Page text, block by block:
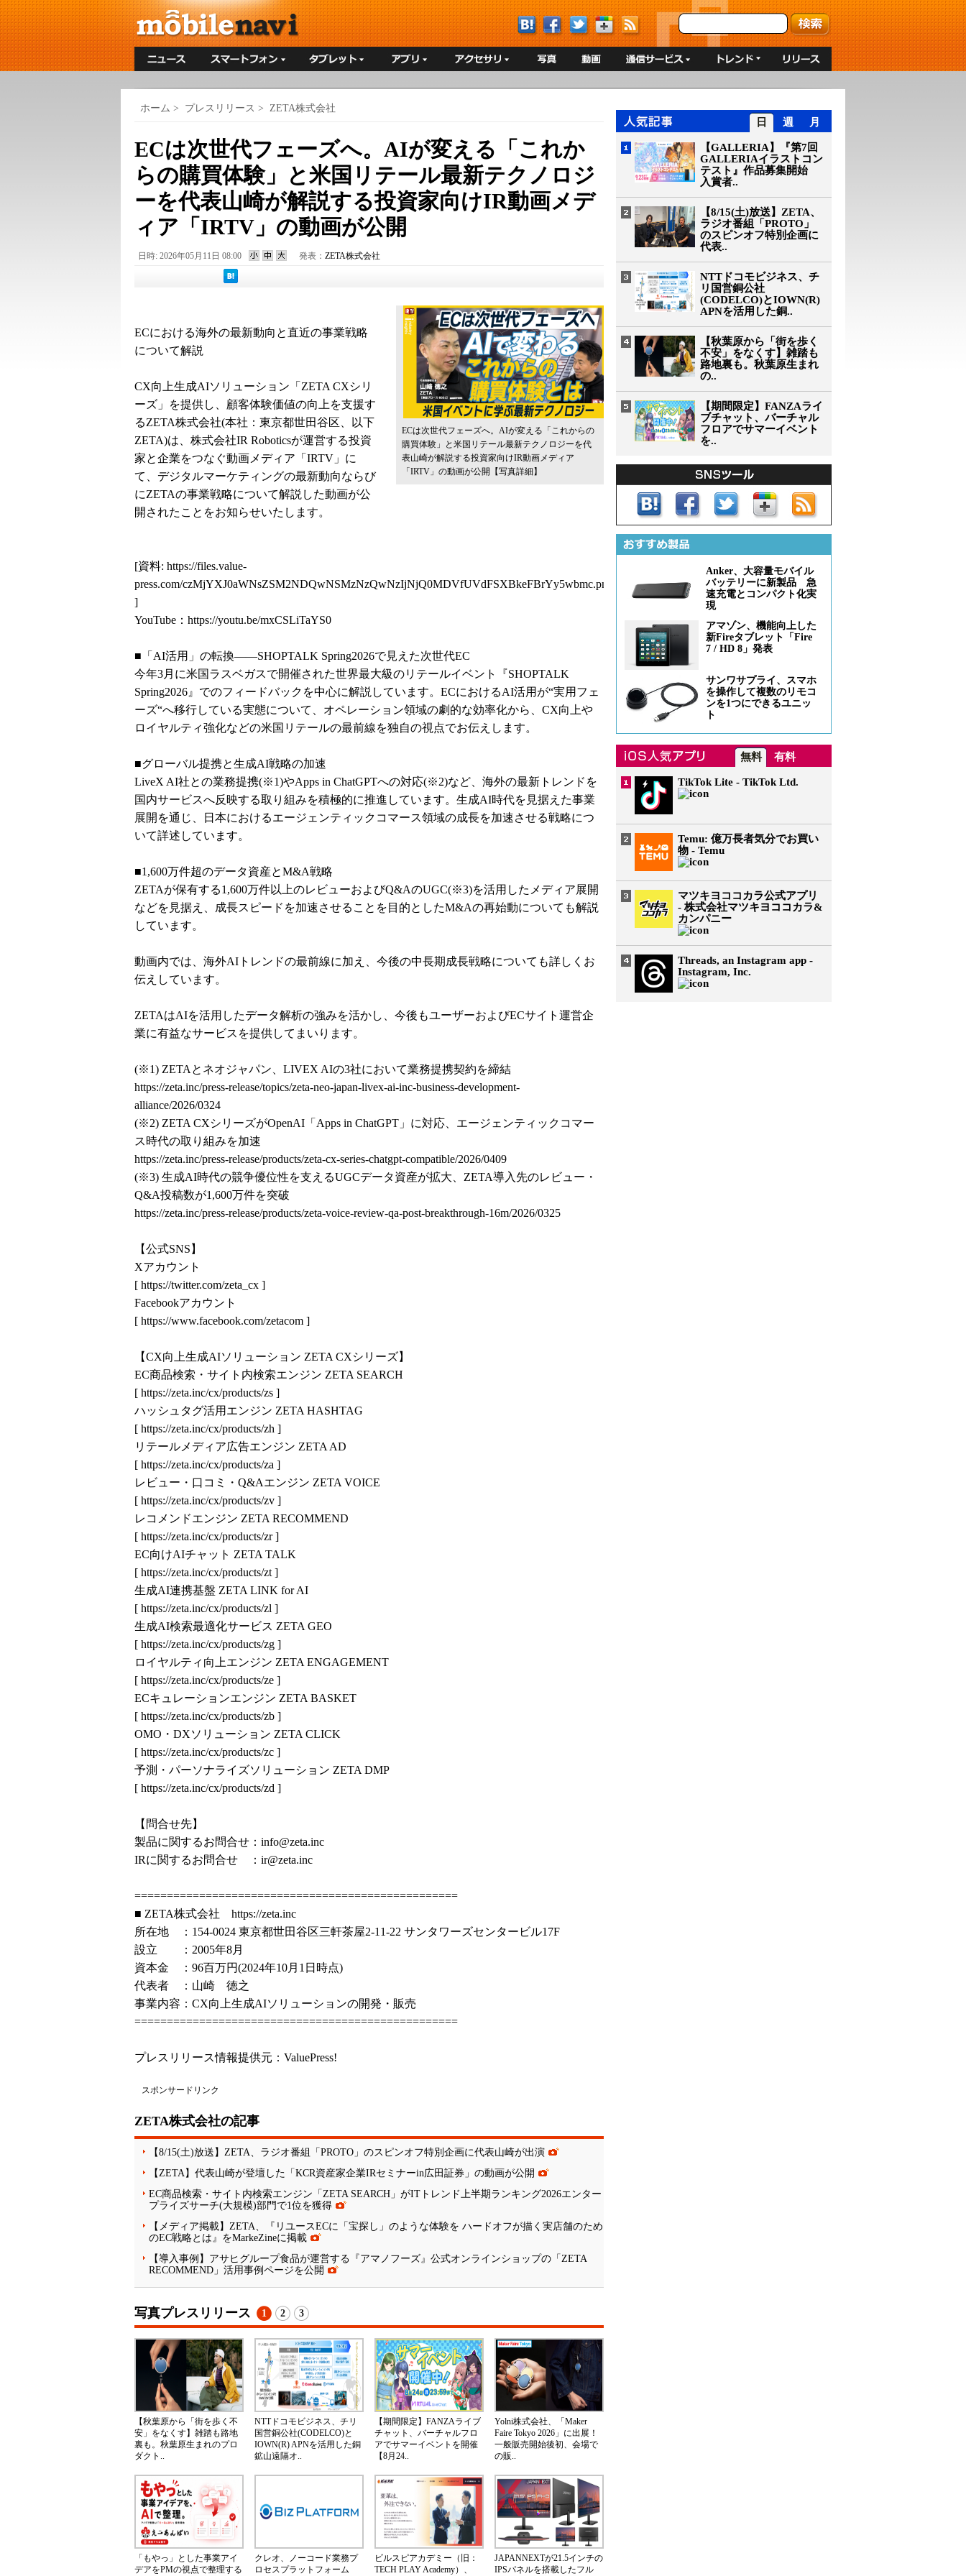
ホーム > プレスリリース > ZETA株式会社
ECは次世代フェーズへ。AIが変える「これか
らの購買体験」と米国リテール最新テクノロジ
ーを代表山崎が解説する投資家向けIR動画メデ
ィア「IRTV」の動画が公開
日時: 2026年05月11日 08:00 発表： ZETA株式会社
ECは次世代フェーズへ。AIが変える「これからの
購買体験」と米国リテール最新テクノロジーを代
表山崎が解説する投資家向けIR動画メディア
「IRTV」の動画が公開 【写真詳細】
ECにおける海外の最新動向と直近の事業戦略
について解説
CX向上生成AIソリューション「ZETA CXシリ
ーズ」を提供し、顧客体験価値の向上を支援す
るZETA株式会社(本社：東京都世田谷区、以下
ZETA)は、株式会社IR Roboticsが運営する投資
家と企業をつなぐ動画メディア「IRTV」に
て、デジタルマーケティングの最新動向ならび
にZETAの事業戦略について解説した動画が公
開されたことをお知らせいたします。
[資料: https://files.value-
press.com/czMjYXJ0aWNsZSM2NDQwNSMzNzQwNzIjNjQ0MDVfUVdFSXBkeFBrYy5wbmc.png
]
YouTube： https://youtu.be/mxCSLiTaYS0
■「AI活用」の転換――SHOPTALK Spring2026で見えた次世代EC
今年3月に米国ラスベガスで開催された世界最大級のリテールイベント『SHOPTALK
Spring2026』でのフィードバックを中心に解説しています。ECにおけるAI活用が“実用フェ
ーズ“へ移行している実態について、オペレーション領域の劇的な効率化から、CX向上や
ロイヤルティ強化などの米国リテールの最前線を独自の視点でお伝えします。
■グローバル提携と生成AI戦略の加速
LiveX AI社との業務提携(※1)やApps in ChatGPTへの対応(※2)など、海外の最新トレンドを
国内サービスへ反映する取り組みを積極的に推進しています。生成AI時代を見据えた事業
展開を通じ、日本におけるエージェンティックコマース領域の成長を加速させる戦略につ
いて詳述しています。
■1,600万件超のデータ資産とM&A戦略
ZETAが保有する1,600万件以上のレビューおよびQ&AのUGC(※3)を活用したメディア展開
などを見据え、成長スピードを加速させることを目的としたM&Aの再始動についても解説
しています。
動画内では、海外AIトレンドの最前線に加え、今後の中長期成長戦略についても詳しくお
伝えしています。
ZETAはAIを活用したデータ解析の強みを活かし、今後もユーザーおよびECサイト運営企
業に有益なサービスを提供してまいります。
(※1) ZETAとネオジャパン、LIVEX AIの3社において業務提携契約を締結
https://zeta.inc/press-release/topics/zeta-neo-japan-livex-ai-inc-business-development-
alliance/2026/0324
(※2) ZETA CXシリーズがOpenAI「Apps in ChatGPT」に対応、エージェンティックコマー
ス時代の取り組みを加速
https://zeta.inc/press-release/products/zeta-cx-series-chatgpt-compatible/2026/0409
(※3) 生成AI時代の競争優位性を支えるUGCデータ資産が拡大、ZETA導入先のレビュー・
Q&A投稿数が1,600万件を突破
https://zeta.inc/press-release/products/zeta-voice-review-qa-post-breakthrough-16m/2026/0325
【公式SNS】
Xアカウント
[ https://twitter.com/zeta_cx ]
Facebookアカウント
[ https://www.facebook.com/zetacom ]
【CX向上生成AIソリューション ZETA CXシリーズ】
EC商品検索・サイト内検索エンジン ZETA SEARCH
[ https://zeta.inc/cx/products/zs ]
ハッシュタグ活用エンジン ZETA HASHTAG
[ https://zeta.inc/cx/products/zh ]
リテールメディア広告エンジン ZETA AD
[ https://zeta.inc/cx/products/za ]
レビュー・口コミ・Q&Aエンジン ZETA VOICE
[ https://zeta.inc/cx/products/zv ]
レコメンドエンジン ZETA RECOMMEND
[ https://zeta.inc/cx/products/zr]
EC向けAIチャット ZETA TALK
[ https://zeta.inc/cx/products/zt ]
生成AI連携基盤 ZETA LINK for AI
[ https://zeta.inc/cx/products/zl ]
生成AI検索最適化サービス ZETA GEO
[ https://zeta.inc/cx/products/zg ]
ロイヤルティ向上エンジン ZETA ENGAGEMENT
[ https://zeta.inc/cx/products/ze ]
ECキュレーションエンジン ZETA BASKET
[ https://zeta.inc/cx/products/zb ]
OMO・DXソリューション ZETA CLICK
[ https://zeta.inc/cx/products/zc ]
予測・パーソナライズソリューション ZETA DMP
[ https://zeta.inc/cx/products/zd ]
【問合せ先】
製品に関するお問合せ：info@zeta.inc
IRに関するお問合せ ：ir@zeta.inc
==================================================
■ ZETA株式会社 https://zeta.inc
所在地 ：154-0024 東京都世田谷区三軒茶屋2-11-22 サンタワーズセンタービル17F
設立 ：2005年8月
資本金 ：96百万円(2024年10月1日時点)
代表者 ：山崎 徳之
事業内容：CX向上生成AIソリューションの開発・販売
==================================================
プレスリリース情報提供元： ValuePress!
スポンサードリンク
ZETA株式会社の記事
【8/15(土)放送】ZETA、ラジオ番組「PROTO」のスピンオフ特別企画に代表山崎が出演
【ZETA】代表山崎が登壇した「KCR資産家企業IRセミナーin広田証券」の動画が公開
EC商品検索・サイト内検索エンジン「ZETA SEARCH」がITトレンド上半期ランキング2026エンター
プライズサーチ(大規模)部門で1位を獲得
【メディア掲載】ZETA、『リユースECに「宝探し」のような体験を ハードオフが描く実店舗のため
のEC戦略とは』をMarkeZineに掲載
【導入事例】アサヒグループ食品が運営する『アマノフーズ』公式オンラインショップの「ZETA
RECOMMEND」活用事例ページを公開
写真プレスリリース 1 2 3
【秋葉原から「街を歩く不
安」をなくす】雑踏も路地
裏も。秋葉原生まれのプロ
ダクト..
NTTドコモビジネス、チリ
国営銅公社(CODELCO)と
IOWN(R) APNを活用した銅
鉱山遠隔オ..
【期間限定】FANZAライブ
チャット、バーチャルフロ
アでサマーイベントを開催
【8月24..
Yolni株式会社、「Maker
Faire Tokyo 2026」に出展！
一般販売開始後初、会場で
の販..
「もやっ」とした事業アイ
デアをPMの視点で整理する
クレオ、ノーコード業務プ
ロセスプラットフォーム
ビルスピアカデミー（旧：
TECH PLAY Academy）、
JAPANNEXTが21.5インチの
IPSパネルを搭載したフル
日 週 月
【GALLERIA】『第7回
GALLERIAイラストコン
テスト』作品募集開始
入賞者..
【8/15(土)放送】ZETA、
ラジオ番組「PROTO」
のスピンオフ特別企画に
代表..
NTTドコモビジネス、チ
リ国営銅公社
(CODELCO)とIOWN(R)
APNを活用した銅..
【秋葉原から「街を歩く
不安」をなくす】雑踏も
路地裏も。秋葉原生まれ
の..
【期間限定】FANZAライ
ブチャット、バーチャル
フロアでサマーイベント
を..
Anker、大容量モバイル
バッテリーに新製品 急
速充電とコンパクト化実
現
アマゾン、機能向上した
新Fireタブレット「Fire
7 / HD 8」発表
サンワサプライ、スマホ
を操作して複数のリモコ
ンを1つにできるユニッ
ト
無料 有料
TikTok Lite - TikTok Ltd.
Temu: 億万長者気分でお買い
物 - Temu
マツキヨココカラ公式アプリ
- 株式会社マツキヨココカラ&
カンパニー
Threads, an Instagram app -
Instagram, Inc.